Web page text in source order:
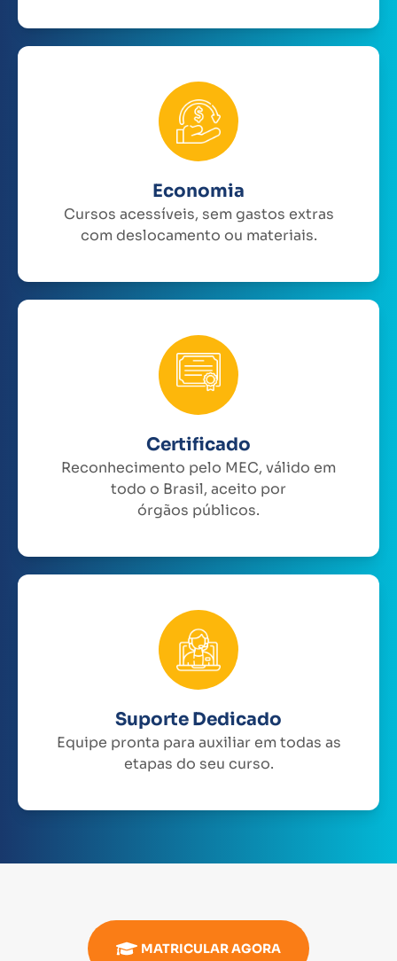
Economia
Cursos acessíveis, sem gastos extras
com deslocamento ou materiais.
Certificado
Reconhecimento pelo MEC, válido em
todo o Brasil, aceito por
órgãos públicos.
Suporte Dedicado
Equipe pronta para auxiliar em todas as
etapas do seu curso.
MATRICULAR AGORA